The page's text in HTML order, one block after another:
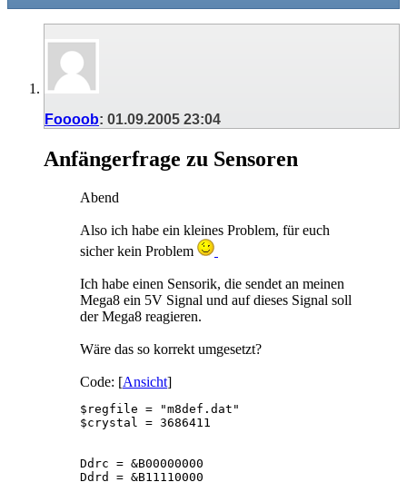
Foooob: 01.09.2005 23:04
Anfängerfrage zu Sensoren
Abend
Also ich habe ein kleines Problem, für euch
sicher kein Problem
Ich habe einen Sensorik, die sendet an meinen
Mega8 ein 5V Signal und auf dieses Signal soll
der Mega8 reagieren.
Wäre das so korrekt umgesetzt?
Code: [Ansicht]
$regfile = "m8def.dat"
$crystal = 3686411
Ddrc = &B00000000
Ddrd = &B11110000